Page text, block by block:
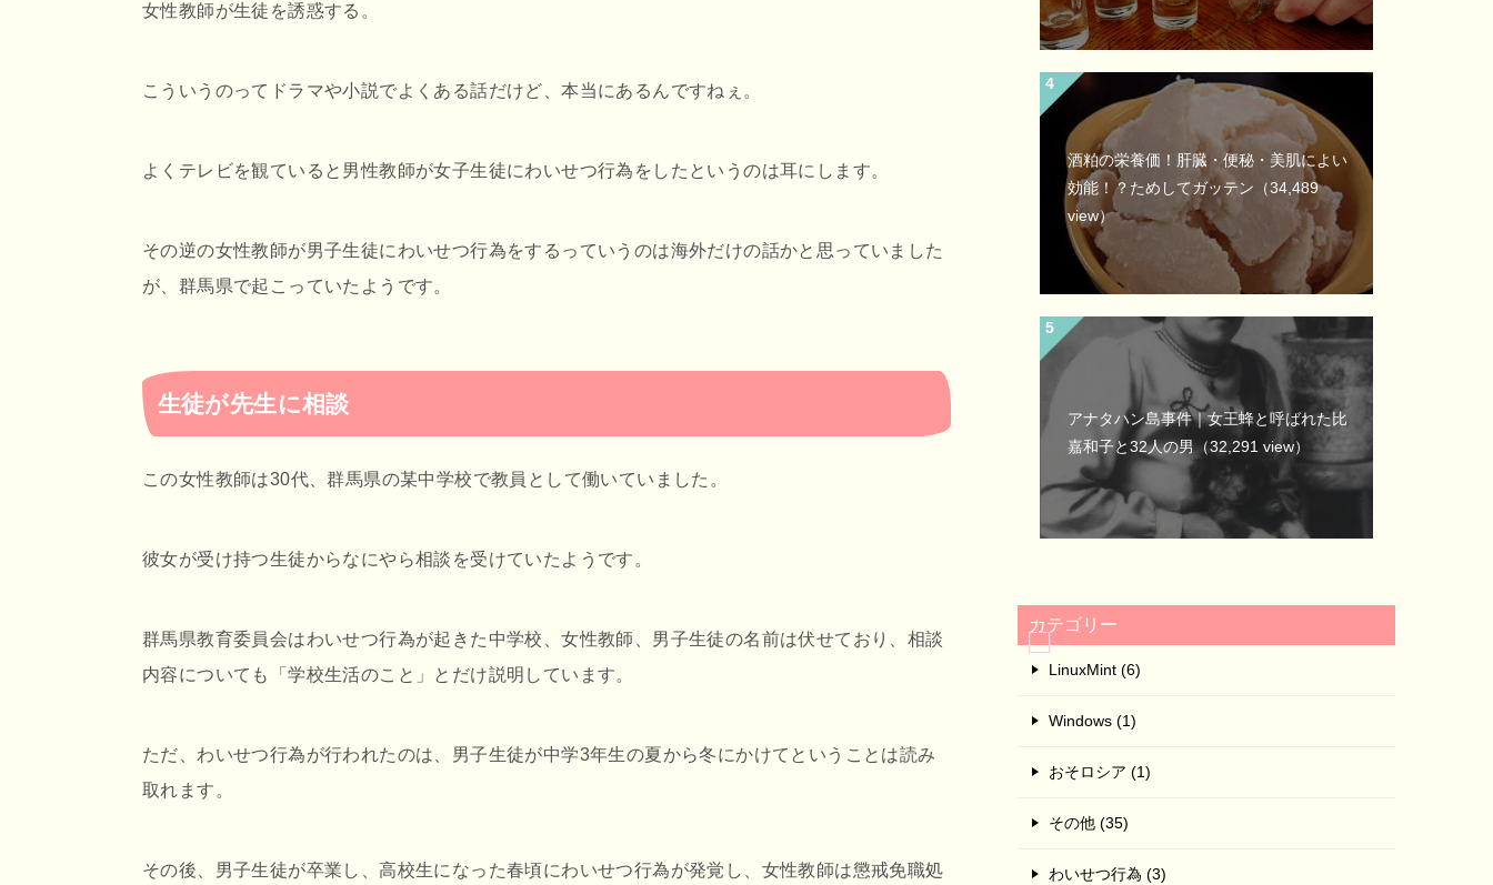
女性教師が生徒を誘惑する。
こういうのってドラマや小説でよくある話だけど、本当にあるんですねぇ。
よくテレビを観ていると男性教師が女子生徒にわいせつ行為をしたというのは耳にします。
その逆の女性教師が男子生徒にわいせつ行為をするっていうのは海外だけの話かと思っていました
が、群馬県で起こっていたようです。
生徒が先生に相談
この女性教師は30代、群馬県の某中学校で教員として働いていました。
彼女が受け持つ生徒からなにやら相談を受けていたようです。
群馬県教育委員会はわいせつ行為が起きた中学校、女性教師、男子生徒の名前は伏せており、相談
内容についても「学校生活のこと」とだけ説明しています。
ただ、わいせつ行為が行われたのは、男子生徒が中学3年生の夏から冬にかけてということは読み
取れます。
その後、男子生徒が卒業し、高校生になった春頃にわいせつ行為が発覚し、女性教師は懲戒免職処
酒粕の栄養価！肝臓・便秘・美肌によい
効能！？ためしてガッテン （34,489
view）
アナタハン島事件｜女王蜂と呼ばれた比
嘉和子と32人の男（32,291 view）
カテゴリー
LinuxMint (6)
Windows (1)
おそロシア (1)
その他 (35)
わいせつ行為 (3)